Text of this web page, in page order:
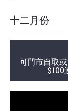
十二月份
可門市自取
$100